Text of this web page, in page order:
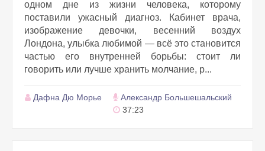
одном дне из жизни человека, которому
поставили ужасный диагноз. Кабинет врача,
изображение девочки, весенний воздух
Лондона, улыбка любимой — всё это становится
частью его внутренней борьбы: стоит ли
говорить или лучше хранить молчание, р...
Дафна Дю Морье
Александр Большешальский
37:23